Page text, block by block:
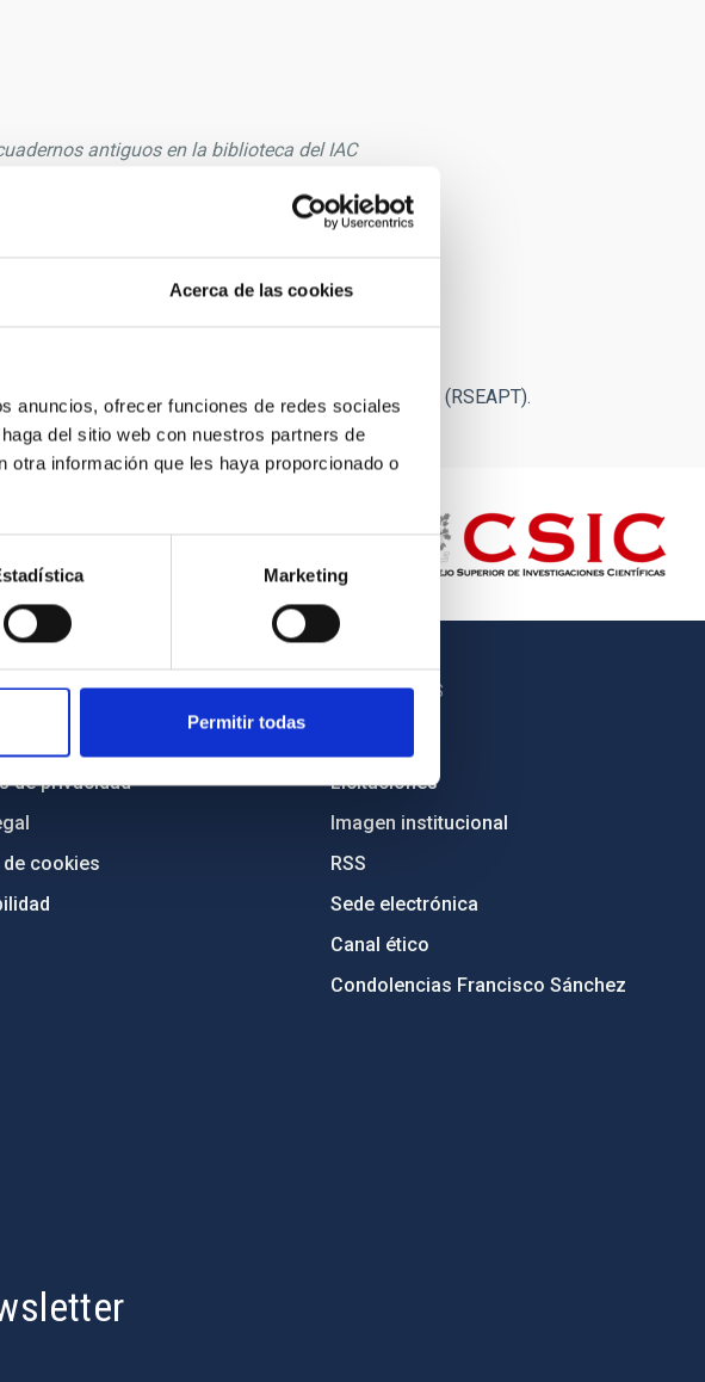
Acerca de las cookies
anuncios, ofrecer funciones de redes sociales
del sitio web con nuestros partners de
información que les haya proporcionado o
Marketing
Permitir todas
antiguos en la biblioteca del IAC
del País de Tenerife
Económica de Amigos del País de Tenerife (RSEAPT).
IAC
de privacidad
cookies
OTROS ENLACES
Licitaciones
Imagen institucional
RSS
Sede electrónica
Canal ético
Condolencias Francisco Sánchez